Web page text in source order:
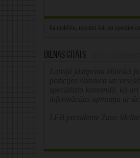
Dienas citāts